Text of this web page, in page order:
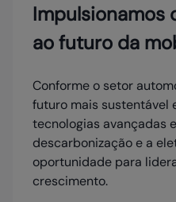
Impulsionamos
ao futuro da
Conforme o setor
futuro mais sustentável
tecnologias avançadas
descarbonização e a
oportunidade para
crescimento.